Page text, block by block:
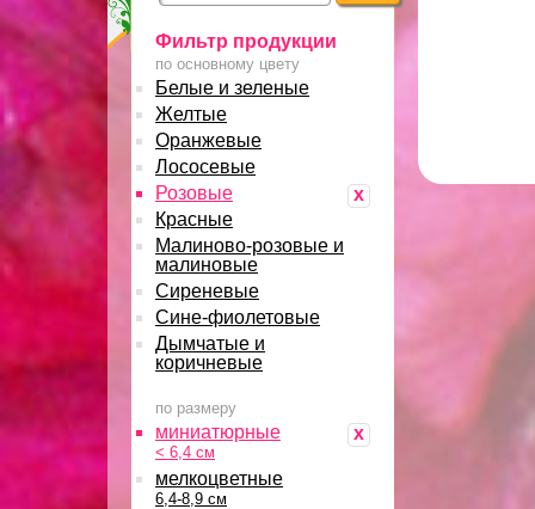
Фильтр продукции
по основному цвету
Белые и зеленые
Желтые
Оранжевые
Лососевые
x
Розовые
Красные
Малиново-розовые и
малиновые
Сиреневые
Сине-фиолетовые
Дымчатые и
коричневые
по размеру
x
миниатюрные
< 6,4 см
мелкоцветные
6,4-8,9 см